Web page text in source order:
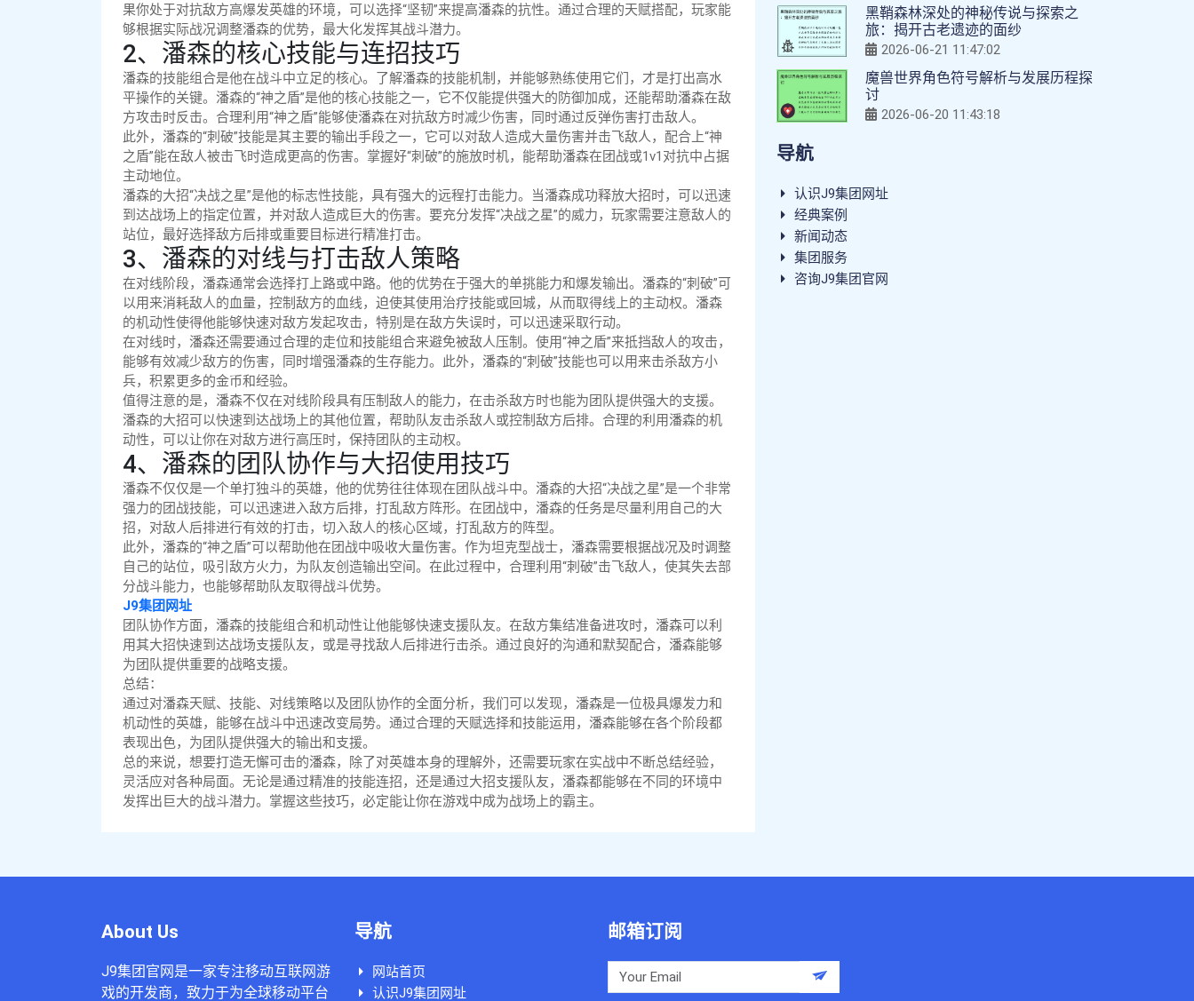
果你处于对抗敌方高爆发英雄的环境，可以选择“坚韧”来提高潘森的抗性。通过合理的天赋搭配，玩家能
够根据实际战况调整潘森的优势，最大化发挥其战斗潜力。
2、潘森的核心技能与连招技巧
潘森的技能组合是他在战斗中立足的核心。了解潘森的技能机制，并能够熟练使用它们，才是打出高水
平操作的关键。潘森的“神之盾”是他的核心技能之一，它不仅能提供强大的防御加成，还能帮助潘森在敌
方攻击时反击。合理利用“神之盾”能够使潘森在对抗敌方时减少伤害，同时通过反弹伤害打击敌人。
此外，潘森的“刺破”技能是其主要的输出手段之一，它可以对敌人造成大量伤害并击飞敌人，配合上“神
之盾”能在敌人被击飞时造成更高的伤害。掌握好“刺破”的施放时机，能帮助潘森在团战或1v1对抗中占据
主动地位。
潘森的大招“决战之星”是他的标志性技能，具有强大的远程打击能力。当潘森成功释放大招时，可以迅速
到达战场上的指定位置，并对敌人造成巨大的伤害。要充分发挥“决战之星”的威力，玩家需要注意敌人的
站位，最好选择敌方后排或重要目标进行精准打击。
3、潘森的对线与打击敌人策略
在对线阶段，潘森通常会选择打上路或中路。他的优势在于强大的单挑能力和爆发输出。潘森的“刺破”可
以用来消耗敌人的血量，控制敌方的血线，迫使其使用治疗技能或回城，从而取得线上的主动权。潘森
的机动性使得他能够快速对敌方发起攻击，特别是在敌方失误时，可以迅速采取行动。
在对线时，潘森还需要通过合理的走位和技能组合来避免被敌人压制。使用“神之盾”来抵挡敌人的攻击，
能够有效减少敌方的伤害，同时增强潘森的生存能力。此外，潘森的“刺破”技能也可以用来击杀敌方小
兵，积累更多的金币和经验。
值得注意的是，潘森不仅在对线阶段具有压制敌人的能力，在击杀敌方时也能为团队提供强大的支援。
潘森的大招可以快速到达战场上的其他位置，帮助队友击杀敌人或控制敌方后排。合理的利用潘森的机
动性，可以让你在对敌方进行高压时，保持团队的主动权。
4、潘森的团队协作与大招使用技巧
潘森不仅仅是一个单打独斗的英雄，他的优势往往体现在团队战斗中。潘森的大招“决战之星”是一个非常
强力的团战技能，可以迅速进入敌方后排，打乱敌方阵形。在团战中，潘森的任务是尽量利用自己的大
招，对敌人后排进行有效的打击，切入敌人的核心区域，打乱敌方的阵型。
此外，潘森的“神之盾”可以帮助他在团战中吸收大量伤害。作为坦克型战士，潘森需要根据战况及时调整
自己的站位，吸引敌方火力，为队友创造输出空间。在此过程中，合理利用“刺破”击飞敌人，使其失去部
分战斗能力，也能够帮助队友取得战斗优势。
J9集团网址
团队协作方面，潘森的技能组合和机动性让他能够快速支援队友。在敌方集结准备进攻时，潘森可以利
用其大招快速到达战场支援队友，或是寻找敌人后排进行击杀。通过良好的沟通和默契配合，潘森能够
为团队提供重要的战略支援。
总结：
通过对潘森天赋、技能、对线策略以及团队协作的全面分析，我们可以发现，潘森是一位极具爆发力和
机动性的英雄，能够在战斗中迅速改变局势。通过合理的天赋选择和技能运用，潘森能够在各个阶段都
表现出色，为团队提供强大的输出和支援。
总的来说，想要打造无懈可击的潘森，除了对英雄本身的理解外，还需要玩家在实战中不断总结经验，
灵活应对各种局面。无论是通过精准的技能连招，还是通过大招支援队友，潘森都能够在不同的环境中
发挥出巨大的战斗潜力。掌握这些技巧，必定能让你在游戏中成为战场上的霸主。
黑鞘森林深处的神秘传说与探索之
旅：揭开古老遗迹的面纱
2026-06-21 11:47:02
魔兽世界角色符号解析与发展历程探
讨
2026-06-20 11:43:18
导航
认识J9集团网址
经典案例
新闻动态
集团服务
咨询J9集团官网
About Us
J9集团官网是一家专注移动互联网游
戏的开发商，致力于为全球移动平台
导航
网站首页
认识J9集团网址
邮箱订阅